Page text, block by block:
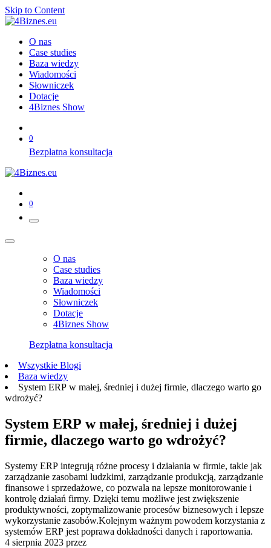
Skip to Content
O nas
Case studies
Baza wiedzy
Wiadomości
Słowniczek
Dotacje
4Biznes Show
0
Bezpłatna konsultacja
0
O nas
Case studies
Baza wiedzy
Wiadomości
Słowniczek
Dotacje
4Biznes Show
Bezpłatna konsultacja
Wszystkie Blogi
Baza wiedzy
System ERP w małej, średniej i dużej firmie, dlaczego warto go
wdrożyć?
System ERP w małej, średniej i dużej
firmie, dlaczego warto go wdrożyć?
Systemy ERP integrują różne procesy i działania w firmie, takie jak
zarządzanie zasobami ludzkimi, zarządzanie produkcją, zarządzanie
finansowe i sprzedażowe, co pozwala na lepsze monitorowanie i
kontrolę działań firmy. Dzięki temu możliwe jest zwiększenie
produktywności, zoptymalizowanie procesów biznesowych i lepsze
wykorzystanie zasobów.Kolejnym ważnym powodem korzystania z
systemów ERP jest poprawa dokładności danych i raportowania.
4 sierpnia 2023 przez